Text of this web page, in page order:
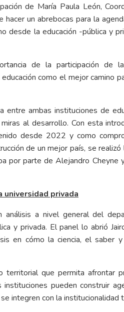
de María Paula León,
hacer un abrebocas para la
desde la educación -pública y
de la participación de
como el mejor camino
ambas instituciones de
al desarrollo. Con esta
desde 2022 y como
de un mejor país, se
por parte de Alejandro Cheyne
universidad privada
a nivel general del
y privada. El panel lo abrió
en cómo la ciencia, el saber
territorial que permita afrontar
pueden construir
integren con la institucionalidad